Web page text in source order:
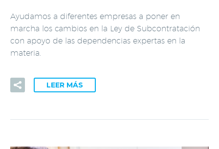
Ayudamos a diferentes empresas a poner en
marcha los cambios en la Ley de Subcontratación
con apoyo de las dependencias expertas en la
materia.
LEER MÁS